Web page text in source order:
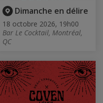
Dimanche en délire
18 octobre 2026, 19h00
Bar Le Cocktail, Montréal,
QC